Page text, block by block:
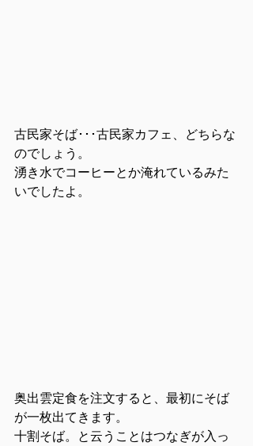
古民家そば･･･古民家カフェ、どちらな
のでしょう。
湧き水でコーヒーとか淹れているみた
いでしたよ。
奥出雲定食を注文すると、最初にそば
が一枚出てきます。
十割そば。と云うことはつなぎが入っ